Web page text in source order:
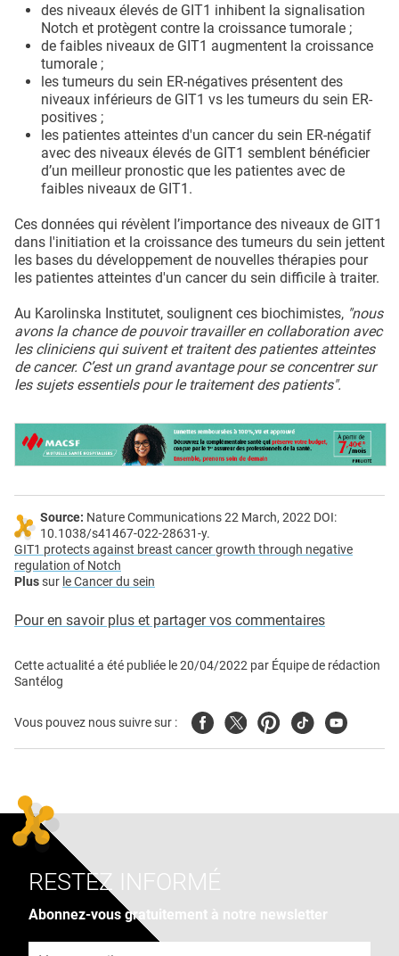
des niveaux élevés de GIT1 inhibent la signalisation
Notch et protègent contre la croissance tumorale ;
de faibles niveaux de GIT1 augmentent la croissance
tumorale ;
les tumeurs du sein ER-négatives présentent des
niveaux inférieurs de GIT1 vs les tumeurs du sein ER-
positives ;
les patientes atteintes d'un cancer du sein ER-négatif
avec des niveaux élevés de GIT1 semblent bénéficier
d’un meilleur pronostic que les patientes avec de
faibles niveaux de GIT1.
Ces données qui révèlent l’importance des niveaux de GIT1
dans l'initiation et la croissance des tumeurs du sein jettent
les bases du développement de nouvelles thérapies pour
les patientes atteintes d'un cancer du sein difficile à traiter.
Au Karolinska Institutet, soulignent ces biochimistes, "nous
avons la chance de pouvoir travailler en collaboration avec
les cliniciens qui suivent et traitent des patientes atteintes
de cancer. C’est un grand avantage pour se concentrer sur
les sujets essentiels pour le traitement des patients".
Source: Nature Communications 22 March, 2022 DOI:
10.1038/s41467-022-28631-y.
GIT1 protects against breast cancer growth through negative
regulation of Notch
Plussur le Cancer du sein
Pour en savoir plus et partager vos commentaires
Cette actualité a été publiée le20/04/2022 par Équipe de rédaction
Santélog
Vous pouvez nous suivre sur : FacebookTwitterPinterest
TiktokYoutube
RESTEZ INFORMÉ
Abonnez-vous gratuitement à notre newsletter